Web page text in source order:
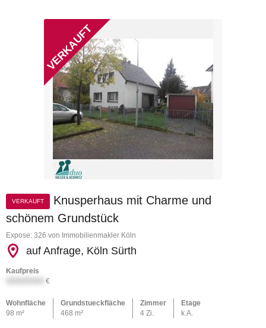
VERKAUFT
Knusperhaus mit Charme und
schönem Grundstück
Expose: 326 von Immobilienmakler Köln
auf Anfrage, Köln Sürth
Kaufpreis
€
Wohnfläche
98 m²
Grundstueckfläche
468 m²
Zimmer
4 Zi.
Etage
k.A.